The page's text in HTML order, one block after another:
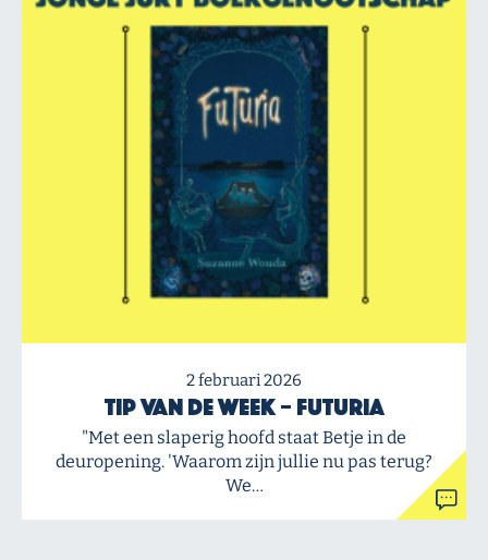
2 februari 2026
Tip van de Week – Futuria
"Met een slaperig hoofd staat Betje in de
deuropening. 'Waarom zijn jullie nu pas terug?
We…